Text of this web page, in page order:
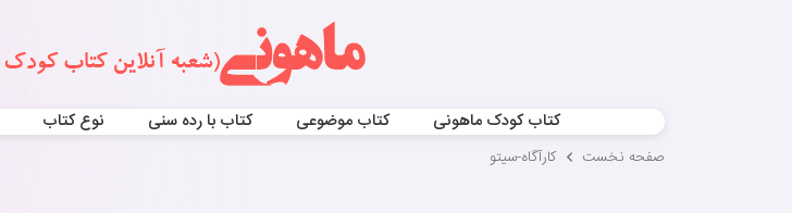
کتاب کودک ماهونی کتاب موضوعی کتاب با رده سنی نوع کتاب
صفحه نخست کارآگاه-سیتو